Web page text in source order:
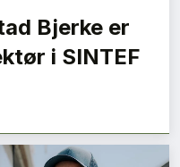
Bjerke er
i SINTEF